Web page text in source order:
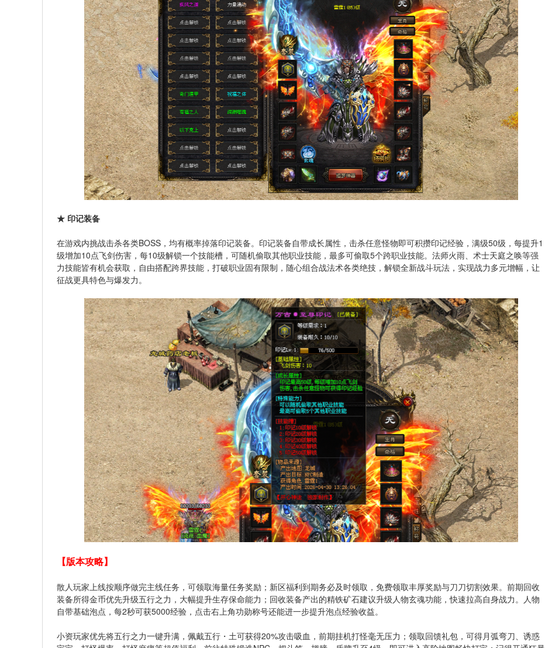
★ 印记装备
在游戏内挑战击杀各类BOSS，均有概率掉落印记装备。印记装备自带成长属性，击杀任意怪物即可积攒印记经验，满级50级，每提升1
级增加10点飞剑伤害，每10级解锁一个技能槽，可随机偷取其他职业技能，最多可偷取5个跨职业技能。法师火雨、术士天庭之唤等强
力技能皆有机会获取，自由搭配跨界技能，打破职业固有限制，随心组合战法术各类绝技，解锁全新战斗玩法，实现战力多元增幅，让
征战更具特色与爆发力。
【版本攻略】
散人玩家上线按顺序做完主线任务，可领取海量任务奖励；新区福利到期务必及时领取，免费领取丰厚奖励与刀刀切割效果。前期回收
装备所得金币优先升级五行之力，大幅提升生存保命能力；回收装备产出的精铁矿石建议升级人物玄魂功能，快速拉高自身战力。人物
自带基础泡点，每2秒可获5000经验，点击右上角功勋称号还能进一步提升泡点经验收益。
小资玩家优先将五行之力一键升满，佩戴五行・土可获得20%攻击吸血，前期挂机打怪毫无压力；领取回馈礼包，可得月弧弯刀、诱惑